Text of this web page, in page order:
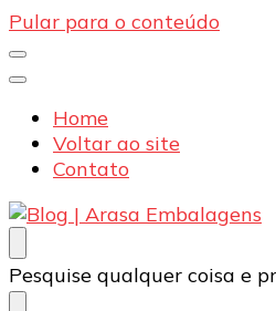
Pular para o conteúdo
Home
Voltar ao site
Contato
Blog | Arasa Embalagens
Confira conteúdos sobre
Procurando
algo?
Pesquise qualquer coisa e